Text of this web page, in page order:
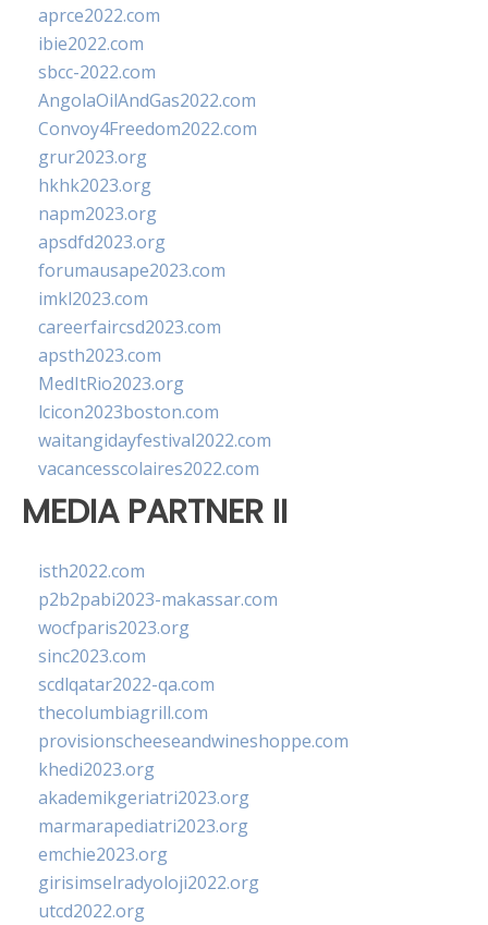
aprce2022.com
ibie2022.com
sbcc-2022.com
AngolaOilAndGas2022.com
Convoy4Freedom2022.com
grur2023.org
hkhk2023.org
napm2023.org
apsdfd2023.org
forumausape2023.com
imkl2023.com
careerfaircsd2023.com
apsth2023.com
MedItRio2023.org
lcicon2023boston.com
waitangidayfestival2022.com
vacancesscolaires2022.com
MEDIA PARTNER II
isth2022.com
p2b2pabi2023-makassar.com
wocfparis2023.org
sinc2023.com
scdlqatar2022-qa.com
thecolumbiagrill.com
provisionscheeseandwineshoppe.com
khedi2023.org
akademikgeriatri2023.org
marmarapediatri2023.org
emchie2023.org
girisimselradyoloji2022.org
utcd2022.org